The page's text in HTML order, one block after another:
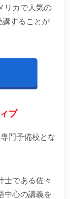
リカで人気の
講することが
ブ
門予備校とな
士である佐々
中心の講義を